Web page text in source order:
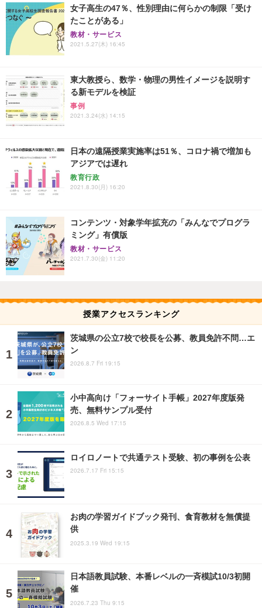
女子高生の47％、性別理由に何らかの制限「受け
たことがある」
教材・サービス
2021.5.27(木) 16:45
東大教授ら、数学・物理の男性イメージを説明す
る新モデルを検証
事例
2021.3.24(水) 14:15
日本の遠隔授業実施率は51％、コロナ禍で増加も
アジアでは遅れ
教育行政
2021.8.30(月) 16:20
コンテンツ・対象学年拡充の「みんなでプログラ
ミング」有償版
教材・サービス
2021.7.30(金) 11:20
授業アクセスランキング
茨城県の公立7校で校長を公募、教員免許不問…エ
ン
2026.8.7 Fri 19:15
小中高向け「フォーサイト手帳」2027年度版発
売、無料サンプル受付
2026.8.5 Wed 17:15
ロイロノートで共通テスト受験、初の事例を公表
2026.7.17 Fri 15:15
お肉の学習ガイドブック発刊、食育教材を無償提
供
2025.3.19 Wed 19:15
日本語教員試験、本番レベルの一斉模試10/3初開
催
2026.7.23 Thu 9:15